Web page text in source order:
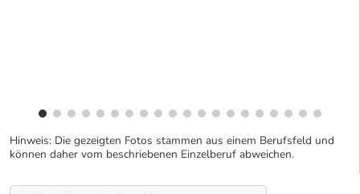
Hinweis: Die gezeigten Fotos stammen aus einem Berufsfeld und
können daher vom beschriebenen Einzelberuf abweichen.